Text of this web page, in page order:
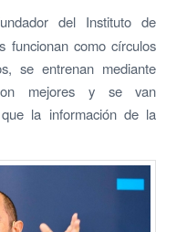
del Instituto de
funcionan como círculos
se entrenan mediante
mejores y se van
la información de la